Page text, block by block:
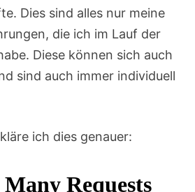
Dies sind alles nur meine
die ich im Lauf der
Diese können sich auch
sind auch immer individuell
ich dies genauer: